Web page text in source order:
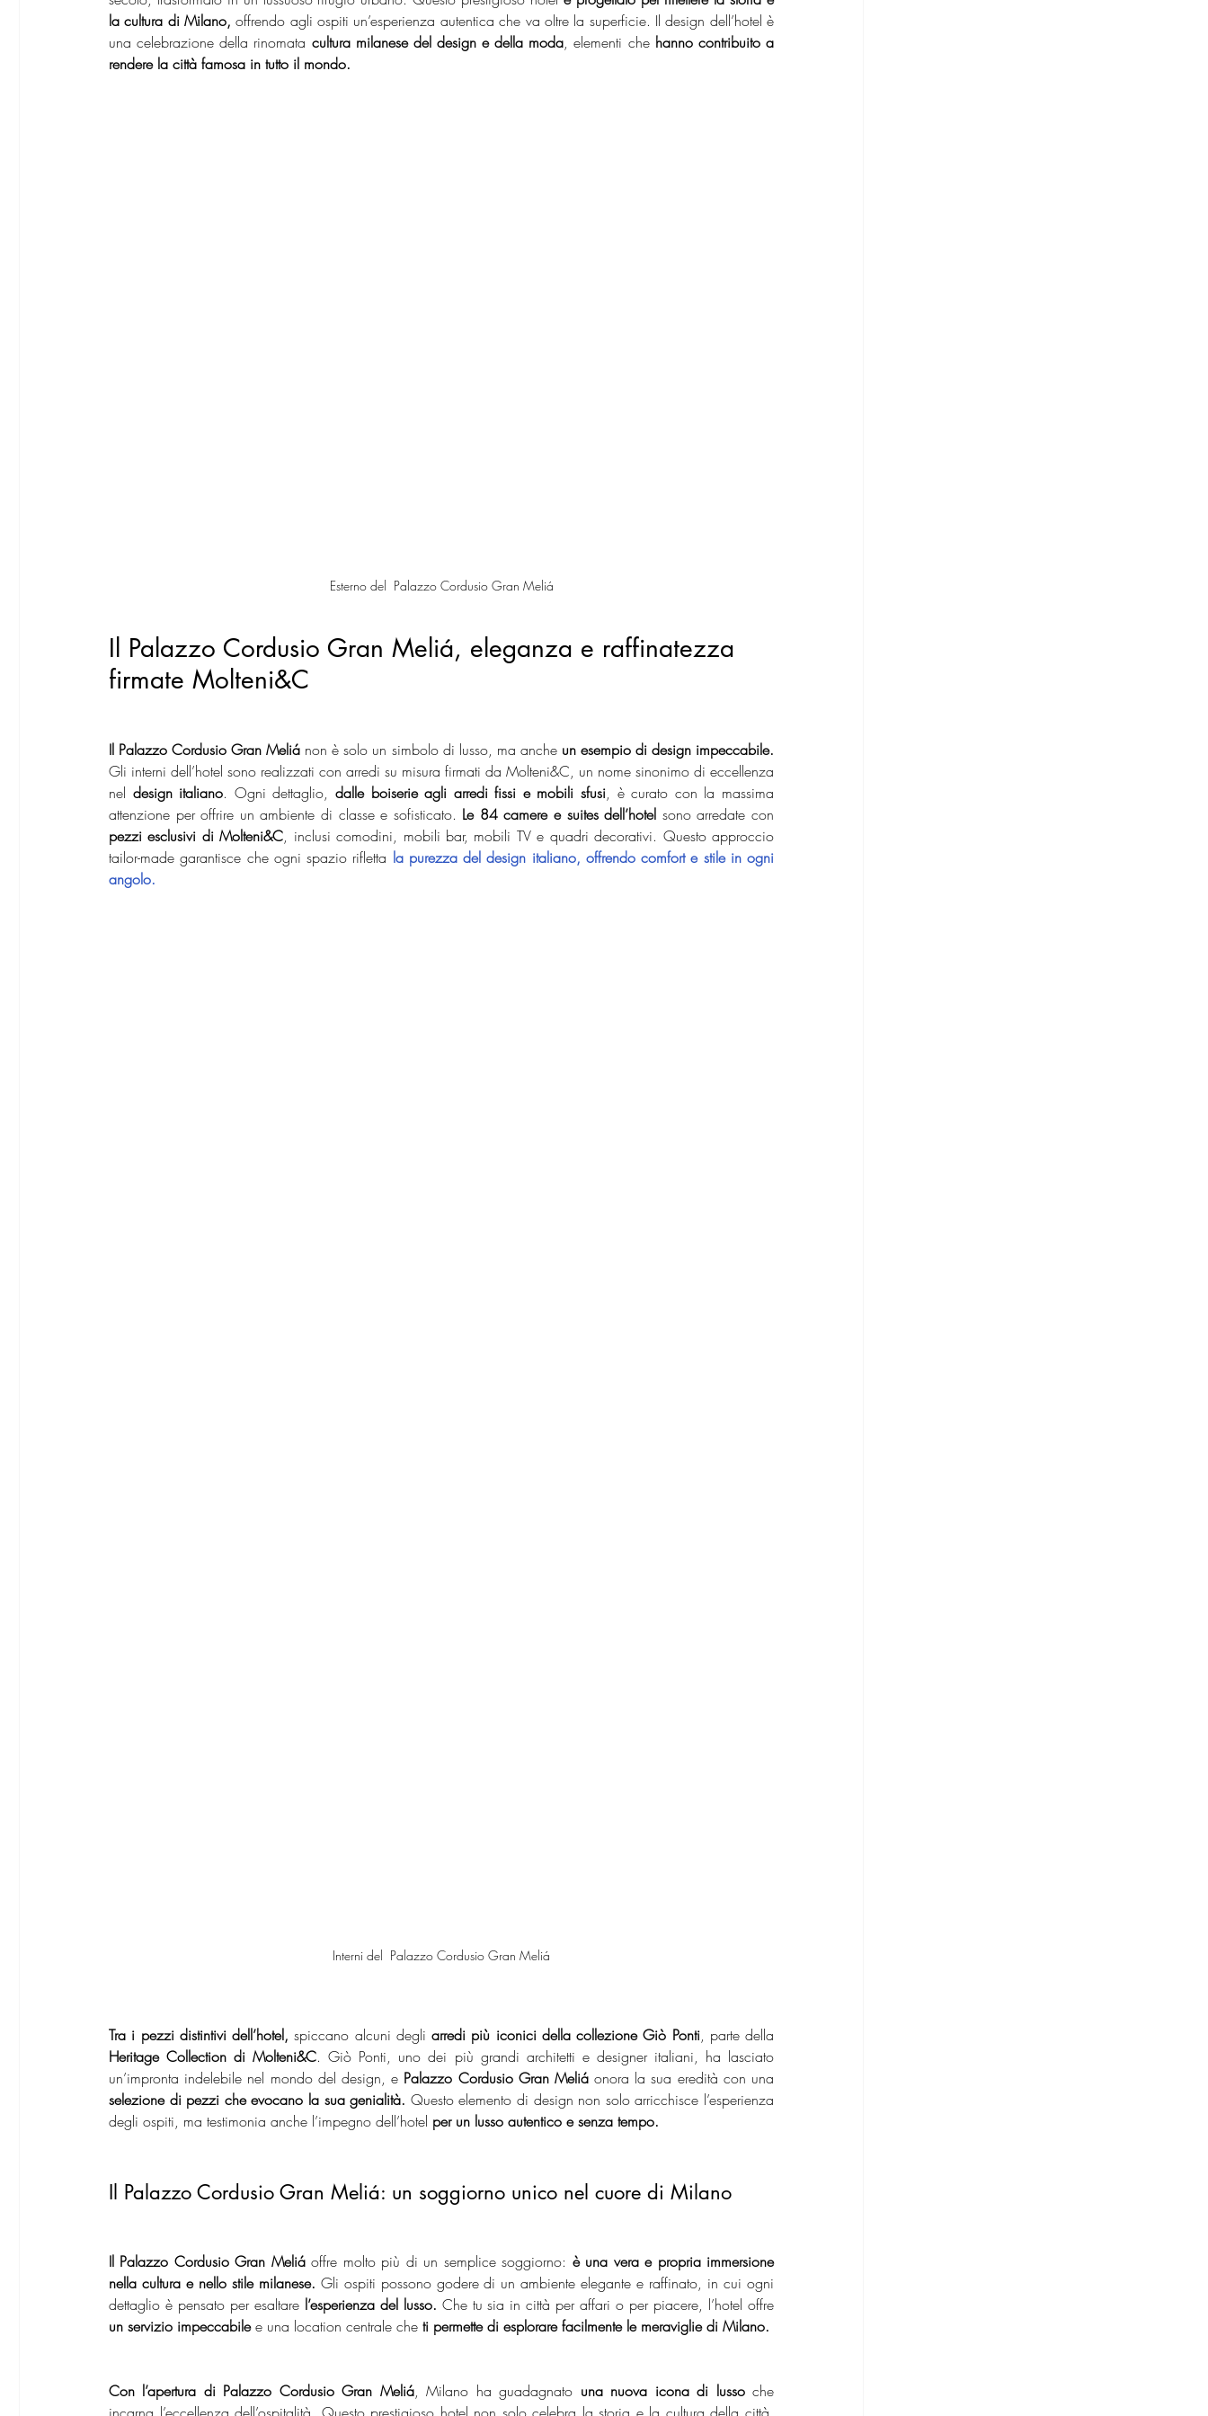
la cultura di Milano, offrendo agli ospiti un’esperienza autentica che va oltre la superficie. Il design dell’hotel è
una celebrazione della rinomata cultura milanese del design e della moda, elementi che hanno contribuito a
rendere la città famosa in tutto il mondo.
Esterno del  Palazzo Cordusio Gran Meliá
Il Palazzo Cordusio Gran Meliá, eleganza e raffinatezza
firmate Molteni&C
Il Palazzo Cordusio Gran Meliá non è solo un simbolo di lusso, ma anche
Gli interni dell’hotel sono realizzati con arredi su misura firmati da Molteni&C, un nome sinonimo di eccellenza
nel design italiano. Ogni dettaglio, dalle boiserie agli arredi fissi e mobili sfusi, è curato con la massima
attenzione per offrire un ambiente di classe e sofisticato. Le 84 camere e suites dell’hotel
pezzi esclusivi di Molteni&C, inclusi comodini, mobili bar, mobili TV e quadri decorativi. Questo approccio
tailor-made garantisce che ogni spazio rifletta la purezza del design italiano, offrendo comfort e stile in ogni
angolo.
Interni del  Palazzo Cordusio Gran Meliá
Tra i pezzi distintivi dell’hotel, spiccano alcuni degli arredi più iconici della collezione Giò Ponti
Heritage Collection di Molteni&C. Giò Ponti, uno dei più grandi architetti e designer italiani, ha lasciato
un’impronta indelebile nel mondo del design, e Palazzo Cordusio Gran Meliá
selezione di pezzi che evocano la sua genialità. Questo elemento di design non solo arricchisce l’esperienza
degli ospiti, ma testimonia anche l’impegno dell’hotel per un lusso autentico e senza tempo.
Il Palazzo Cordusio Gran Meliá: un soggiorno unico nel cuore di Milano
Il Palazzo Cordusio Gran Meliá offre molto più di un semplice soggiorno: è una vera e propria immersione
nella cultura e nello stile milanese. Gli ospiti possono godere di un ambiente elegante e raffinato, in cui ogni
dettaglio è pensato per esaltare l’esperienza del lusso.
un servizio impeccabile e una location centrale che ti permette di esplorare facilmente le meraviglie di Milano.
Con l’apertura di Palazzo Cordusio Gran Meliá, Milano ha guadagnato una nuova icona di lusso che